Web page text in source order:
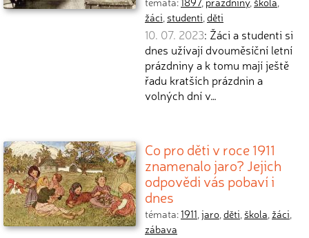
žáci, studenti,děti
10. 07. 2023: Žáci a studenti si
dnes užívají dvouměsíční letní
prázdniny a k tomu mají ještě
řadu kratších prázdnin a
volných dní v…
Co pro děti v roce 1911
znamenalo jaro? Jejich
odpovědi vás pobaví i
dnes
témata:1911,jaro,děti, škola, žáci,
zábava